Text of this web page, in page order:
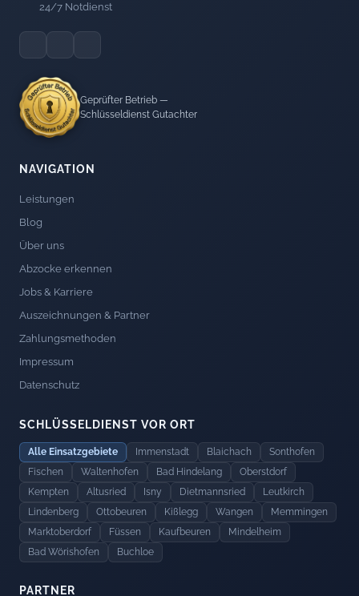
24/7 Notdienst
Geprüfter Betrieb —
Schlüsseldienst Gutachter
NAVIGATION
Leistungen
Blog
Über uns
Abzocke erkennen
Jobs & Karriere
Auszeichnungen & Partner
Zahlungsmethoden
Impressum
Datenschutz
SCHLÜSSELDIENST VOR ORT
Alle Einsatzgebiete Immenstadt Blaichach
Sonthofen
Fischen
Waltenhofen Bad Hindelang
Oberstdorf
Kempten
Altusried Isny Dietmannsried
Leutkirch
Lindenberg
Ottobeuren Kißlegg Wangen
Memmingen
Marktoberdorf
Füssen Kaufbeuren
Mindelheim
Bad Wörishofen
Buchloe
PARTNER